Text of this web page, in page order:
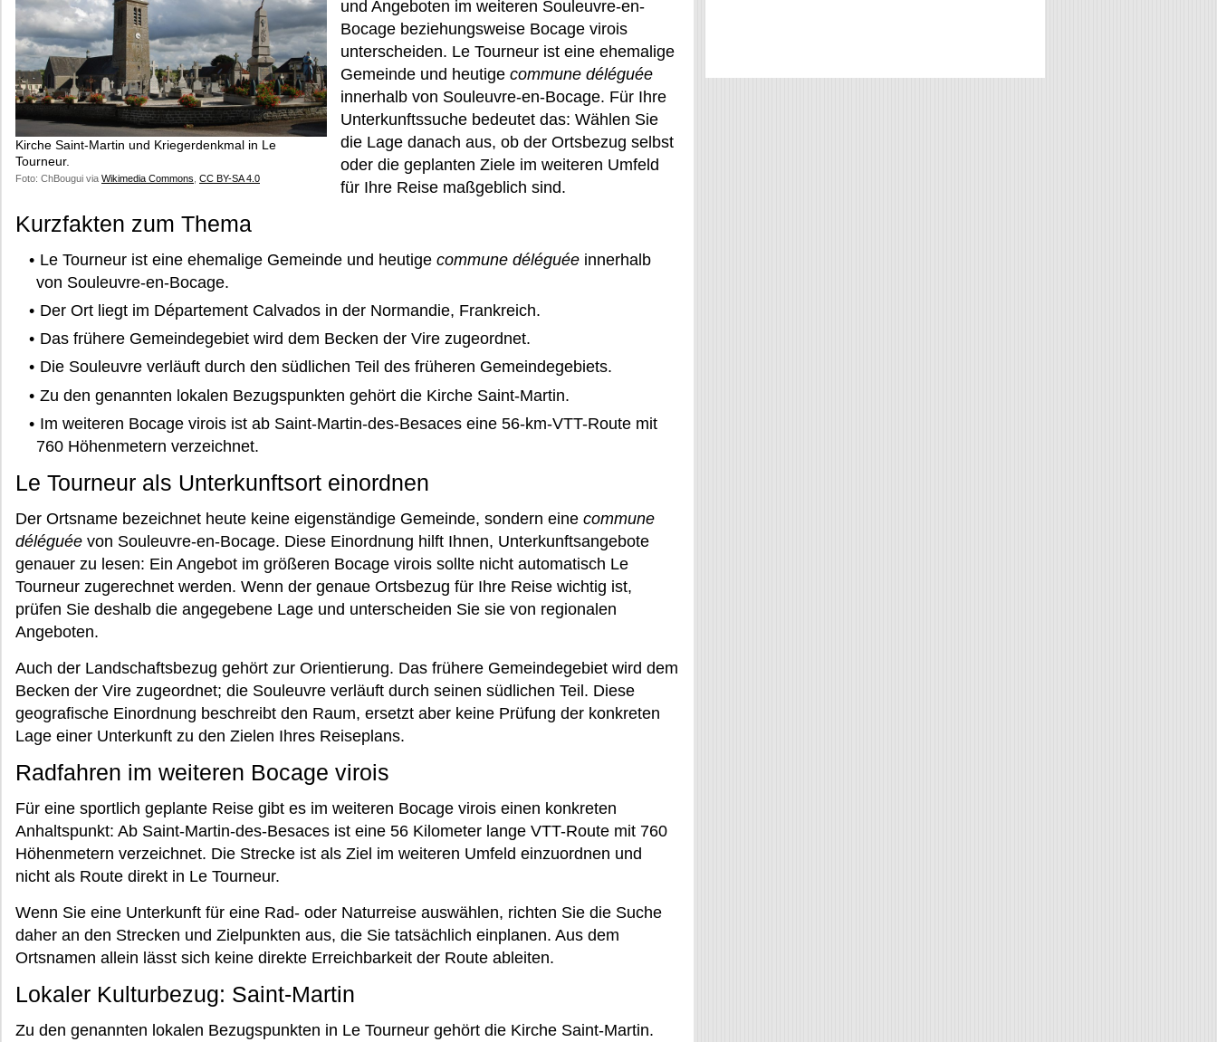
Kirche Saint-Martin und Kriegerdenkmal in Le
Tourneur.
Foto: ChBougui via Wikimedia Commons CC BY-SA 4.0
und Angeboten im weiteren Souleuvre-en-
Bocage beziehungsweise Bocage virois
unterscheiden. Le Tourneur ist eine ehemalige
Gemeinde und heutige commune déléguée
innerhalb von Souleuvre-en-Bocage. Für Ihre
Unterkunftssuche bedeutet das: Wählen Sie
die Lage danach aus, ob der Ortsbezug selbst
oder die geplanten Ziele im weiteren Umfeld
für Ihre Reise maßgeblich sind.
Kurzfakten zum Thema
Le Tourneur ist eine ehemalige Gemeinde und heutige commune déléguéeinnerhalb
von Souleuvre-en-Bocage.
Der Ort liegt im Département Calvados in der Normandie, Frankreich.
Das frühere Gemeindegebiet wird dem Becken der Vire zugeordnet.
Die Souleuvre verläuft durch den südlichen Teil des früheren Gemeindegebiets.
Zu den genannten lokalen Bezugspunkten gehört die Kirche Saint-Martin.
Im weiteren Bocage virois ist ab Saint-Martin-des-Besaces eine 56-km-VTT-Route mit
760 Höhenmetern verzeichnet.
Le Tourneur als Unterkunftsort einordnen
Der Ortsname bezeichnet heute keine eigenständige Gemeinde, sondern eine commune
déléguée von Souleuvre-en-Bocage. Diese Einordnung hilft Ihnen, Unterkunftsangebote
genauer zu lesen: Ein Angebot im größeren Bocage virois sollte nicht automatisch Le
Tourneur zugerechnet werden. Wenn der genaue Ortsbezug für Ihre Reise wichtig ist,
prüfen Sie deshalb die angegebene Lage und unterscheiden Sie sie von regionalen
Angeboten.
Auch der Landschaftsbezug gehört zur Orientierung. Das frühere Gemeindegebiet wird dem
Becken der Vire zugeordnet; die Souleuvre verläuft durch seinen südlichen Teil. Diese
geografische Einordnung beschreibt den Raum, ersetzt aber keine Prüfung der konkreten
Lage einer Unterkunft zu den Zielen Ihres Reiseplans.
Radfahren im weiteren Bocage virois
Für eine sportlich geplante Reise gibt es im weiteren Bocage virois einen konkreten
Anhaltspunkt: Ab Saint-Martin-des-Besaces ist eine 56 Kilometer lange VTT-Route mit 760
Höhenmetern verzeichnet. Die Strecke ist als Ziel im weiteren Umfeld einzuordnen und
nicht als Route direkt in Le Tourneur.
Wenn Sie eine Unterkunft für eine Rad- oder Naturreise auswählen, richten Sie die Suche
daher an den Strecken und Zielpunkten aus, die Sie tatsächlich einplanen. Aus dem
Ortsnamen allein lässt sich keine direkte Erreichbarkeit der Route ableiten.
Lokaler Kulturbezug: Saint-Martin
Zu den genannten lokalen Bezugspunkten in Le Tourneur gehört die Kirche Saint-Martin.